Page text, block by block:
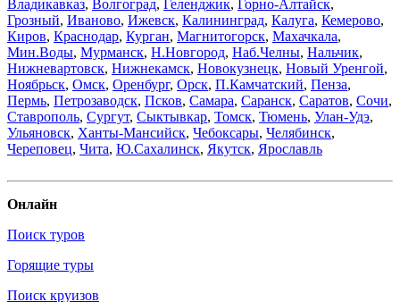
Владикавказ, Волгоград, Геленджик, Горно-Алтайск,
Грозный, Иваново, Ижевск, Калининград, Калуга, Кемерово,
Киров, Краснодар, Курган, Магнитогорск, Махачкала,
Мин.Воды, Мурманск, Н.Новгород, Наб.Челны, Нальчик,
Нижневартовск, Нижнекамск, Новокузнецк, Новый Уренгой,
Ноябрьск, Омск, Оренбург, Орск, П.Камчатский, Пенза,
Пермь, Петрозаводск, Псков, Самара, Саранск, Саратов, Сочи,
Ставрополь, Сургут, Сыктывкар, Томск, Тюмень, Улан-Удэ,
Ульяновск, Ханты-Мансийск, Чебоксары, Челябинск,
Череповец, Чита, Ю.Сахалинск, Якутск, Ярославль
Онлайн
Поиск туров
Горящие туры
Поиск круизов